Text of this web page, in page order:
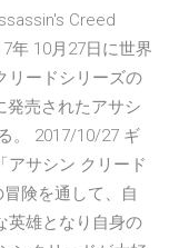
Creed
年 10月27日に世界
リードシリーズの
発売されたアサシ
。 2017/10/27 ギ
アサシン クリード
険を通して、自
英雄となり自身の